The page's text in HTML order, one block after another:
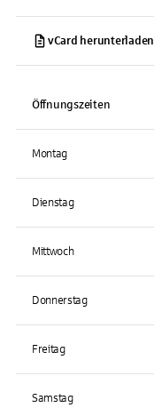
vCard herunterladen
Öffnungszeiten
Montag
Dienstag
Mittwoch
Donnerstag
Freitag
Samstag